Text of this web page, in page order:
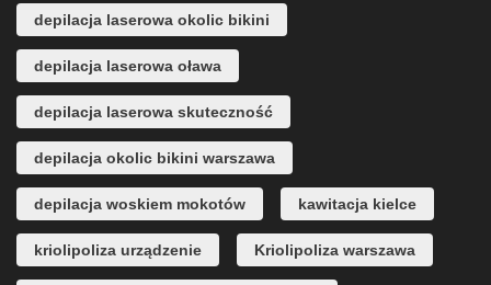
depilacja laserowa okolic bikini
depilacja laserowa oława
depilacja laserowa skuteczność
depilacja okolic bikini warszawa
depilacja woskiem mokotów kawitacja kielce
kriolipoliza urządzenie Kriolipoliza warszawa